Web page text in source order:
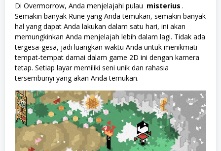
Di Overmorrow, Anda menjelajahi pulau misterius .
Semakin banyak Rune yang Anda temukan, semakin banyak
hal yang dapat Anda lakukan dalam satu hari, ini akan
memungkinkan Anda menjelajah lebih dalam lagi. Tidak ada
tergesa-gesa, jadi luangkan waktu Anda untuk menikmati
tempat-tempat damai dalam game 2D ini dengan kamera
tetap. Setiap layar memiliki seni unik dan rahasia
tersembunyi yang akan Anda temukan.